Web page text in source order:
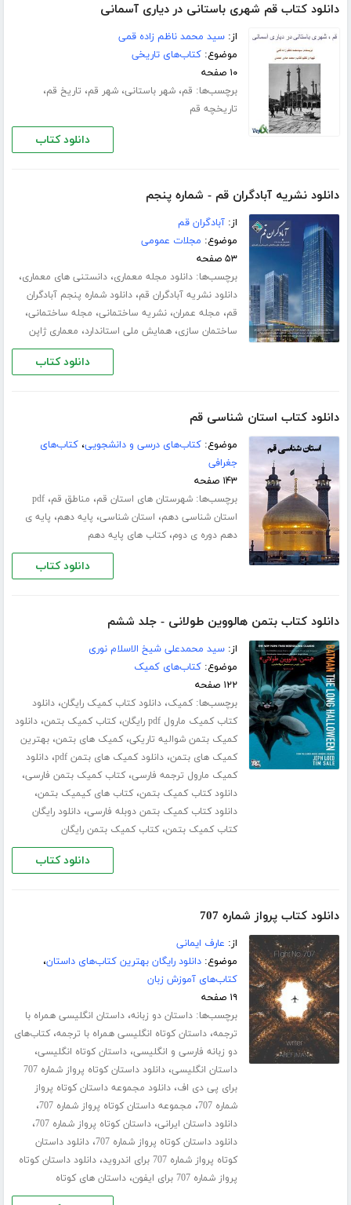
دانلود کتاب قم شهری باستانی در دیاری آسمانی
از:سید محمد ناظم زاده قمی
موضوع:کتاب‌های تاریخی
۱۰ صفحه
برچسب‌ها: قم،شهر باستانی،شهر قم، تاریخ قم،
تاریخچه قم
دانلود کتاب
دانلود نشریه آبادگران قم - شماره پنجم
از:آبادگران قم
موضوع: مجلات عمومی
۵۳ صفحه
برچسب‌ها:دانلود مجله معماری،دانستنی های معماری،
دانلود نشریه آبادگران قم،دانلود شماره پنجم آبادگران
قم، مجله عمران،نشریه ساختمانی، مجله ساختمانی،
ساختمان سازی،همایش ملی استاندارد، معماری ژاپن
دانلود کتاب
دانلود کتاب استان شناسی قم
موضوع:کتاب‌های درسی و دانشجویی،کتاب‌های
جغرافی
۱۴۳ صفحه
برچسب‌ها:شهرستان های استان قم، مناطق قم،pdf
استان شناسی دهم، استان شناسی، پایه دهم، پایه ی
دهم دوره ی دوم،کتاب های پایه دهم
دانلود کتاب
دانلود کتاب بتمن هالووین طولانی - جلد ششم
از:سید محمدعلی شیخ الاسلام نوری
موضوع:کتاب‌های کمیک
۱۲۲ صفحه
برچسب‌ها:کمیک،دانلود کتاب کمیک رایگان،دانلود
کتاب کمیک مارول pdf رایگان
،کتاب کمیک بتمن،دانلود
کمیک بتمن شوالیه تاریکی،کمیک های بتمن،بهترین
کمیک های بتمن،دانلود کمیک های بتمن pdf ،دانلود
کمیک مارول ترجمه فارسی،کتاب کمیک بتمن فارسی،
دانلود کتاب کمیک بتمن،کتاب های کیمیک بتمن،
دانلود کتاب کمیک بتمن دوبله فارسی،دانلود رایگان
کتاب کمیک بتمن،کتاب کمیک بتمن رایگان
دانلود کتاب
دانلود کتاب پرواز شماره 707
از: عارف ایمانی
موضوع:دانلود رایگان بهترین کتاب‌های داستان،
کتاب‌های آموزش زبان
۱۹ صفحه
برچسب‌ها:داستان دو زبانه،داستان انگلیسی همراه با
ترجمه،داستان کوتاه انگلیسی همراه با ترجمه،کتاب‌های
دو زبانه فارسی و انگلیسی،داستان کوتاه انگلیسی،
داستان انگلیسی،
دانلود داستان کوتاه پرواز شماره 707
برای پی دی اف،دانلود مجموعه داستان کوتاه پرواز
شماره 707
، مجموعه داستان کوتاه پرواز شماره 707 ،
دانلود داستان ایرانی،داستان کوتاه پرواز شماره 707 ،
دانلود داستان کوتاه پرواز شماره 707 ،دانلود داستان
کوتاه پرواز شماره 707 برای اندروید
،دانلود داستان کوتاه
پرواز شماره 707 برای ایفون
،داستان های کوتاه